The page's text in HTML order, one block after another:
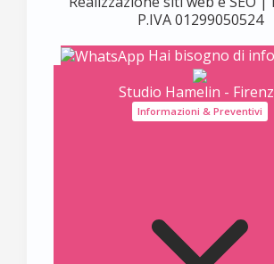
P.IVA 01299050524
Hai bisogno di
Studio Hamelin -
Informazioni & Preventivi